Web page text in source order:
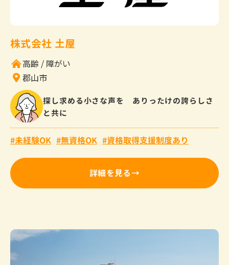
株式会社 土屋
高齢
障がい
郡山市
探し求める小さな声を ありったけの誇らしさ
と共に
未経験OK 無資格OK 資格取得支援制度あり
詳細を見る